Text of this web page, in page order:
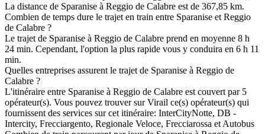
La distance de Sparanise à Reggio de Calabre est de 367,85 km.
Combien de temps dure le trajet en train entre Sparanise et Reggio
de Calabre ?
Le trajet de Sparanise à Reggio de Calabre prend en moyenne 8 h
24 min. Cependant, l'option la plus rapide vous y conduira en 6 h 11
min.
Quelles entreprises assurent le trajet de Sparanise à Reggio de
Calabre ?
L'itinéraire entre Sparanise à Reggio de Calabre est couvert par 5
opérateur(s). Vous pouvez trouver sur Virail ce(s) opérateur(s) qui
fournissent des services sur cet itinéraire: InterCityNotte, DB -
Intercity, Frecciargento, Regionale Veloce, Frecciarossa et Autobus